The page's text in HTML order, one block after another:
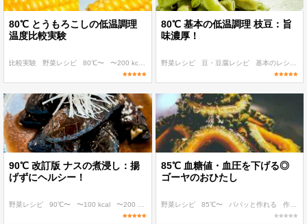
80℃ とうもろこしの低温調理
温度比較実験
比較実験 野菜レシピ 80℃〜 〜200 kcal 〜300 kcal
80℃ 基本の低温調理 枝豆：旨
味濃厚！
野菜レシピ 豆・豆腐レシピ 基本のレシピ
90℃ 改訂版 ナスの煮浸し：揚
げずにヘルシー！
野菜レシピ 90℃〜 〜100 kcal 〜200 kcal 〜300 kcal
85℃ 血糖値・血圧を下げる◎
ゴーヤのおひたし
野菜レシピ 85℃〜 パパッと作れる 作り置き